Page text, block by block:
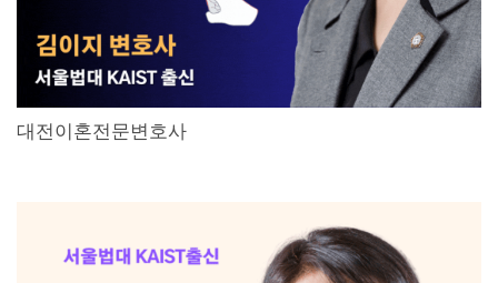
대전이혼전문변호사